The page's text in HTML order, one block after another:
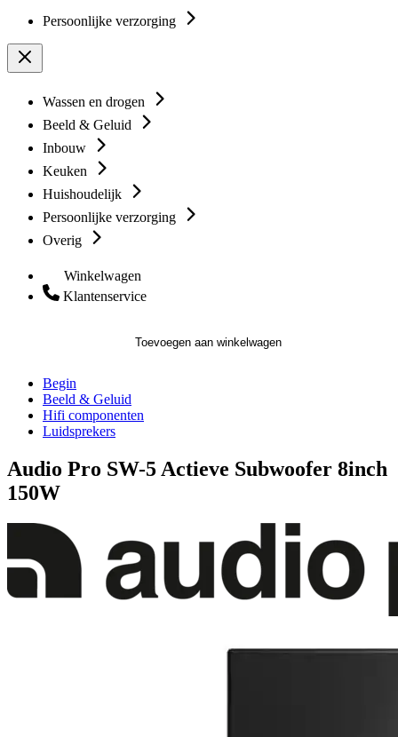
Persoonlijke verzorging
Wassen en drogen
Beeld & Geluid
Inbouw
Keuken
Huishoudelijk
Persoonlijke verzorging
Overig
Winkelwagen
Klantenservice
Toevoegen aan winkelwagen
Begin
Beeld & Geluid
Hifi componenten
Luidsprekers
Audio Pro SW-5 Actieve Subwoofer 8inch
150W